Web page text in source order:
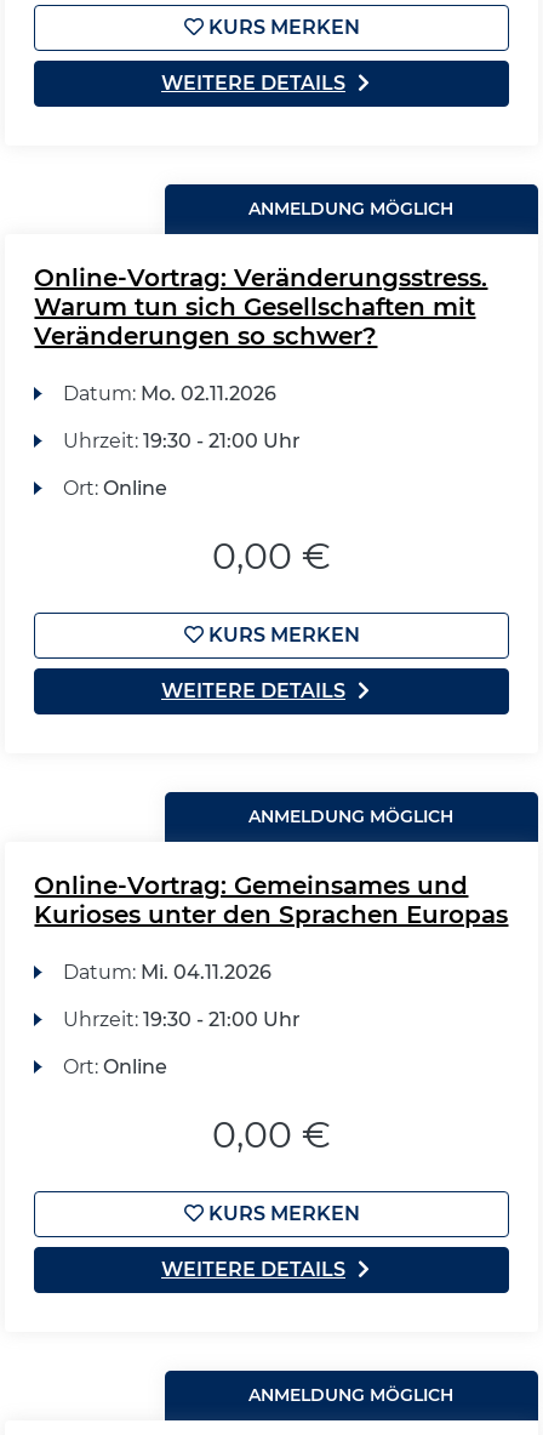
KURS MERKEN
WEITERE DETAILS
ANMELDUNG MÖGLICH
Online-Vortrag: Veränderungsstress.
Warum tun sich Gesellschaften mit
Veränderungen so schwer?
Datum: Mo. 02.11.2026
Uhrzeit: 19:30 - 21:00 Uhr
Ort: Online
0,00 €
KURS MERKEN
WEITERE DETAILS
ANMELDUNG MÖGLICH
Online-Vortrag: Gemeinsames und
Kurioses unter den Sprachen Europas
Datum: Mi. 04.11.2026
Uhrzeit: 19:30 - 21:00 Uhr
Ort: Online
0,00 €
KURS MERKEN
WEITERE DETAILS
ANMELDUNG MÖGLICH